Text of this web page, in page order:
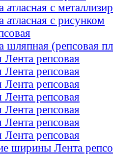
атласная с
атласная с рисунком
шляпная (репсовая
репсовая
репсовая
репсовая
репсовая
репсовая
репсовая
репсовая
ширины Лента